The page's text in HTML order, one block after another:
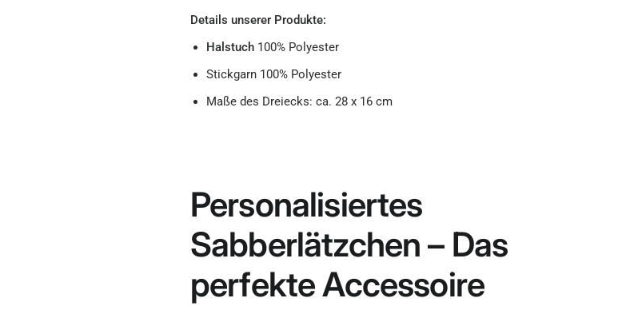
Details unserer Produkte:
Halstuch 100% Polyester
Stickgarn 100% Polyester
Maße des Dreiecks: ca. 28 x 16 cm
Personalisiertes
Sabberlätzchen – Das
perfekte Accessoire